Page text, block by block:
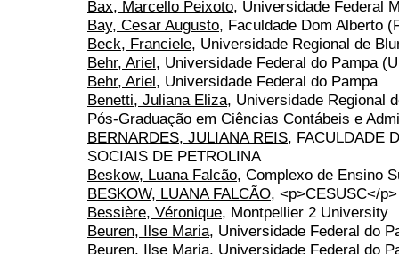
Bax, Marcello Peixoto, Universidade Federal
Bay, Cesar Augusto, Faculdade Dom Alberto
Beck, Franciele, Universidade Regional de
Behr, Ariel, Universidade Federal do Pampa
Behr, Ariel, Universidade Federal do Pampa
Benetti, Juliana Eliza, Universidade Regional
Pós-Graduação em Ciências Contábeis e
BERNARDES, JULIANA REIS, FACULDADE
SOCIAIS DE PETROLINA
Beskow, Luana Falcão, Complexo de Ensino
BESKOW, LUANA FALCÃO, <p>CESUSC</p>
Bessière, Véronique, Montpellier 2 University
Beuren, Ilse Maria, Universidade Federal do
Beuren, Ilse Maria, Universidade Federal do